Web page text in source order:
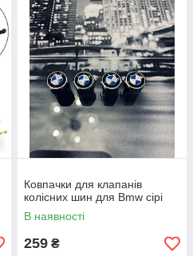
Ковпачки для клапанів
колісних шин для Bmw сірі
В наявності
259 ₴